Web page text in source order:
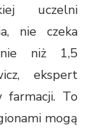
uczelni
nie czeka
niż 1,5
ekspert
farmacji. To
mogą